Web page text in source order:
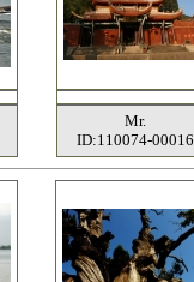
Mr.
ID:110074-00016